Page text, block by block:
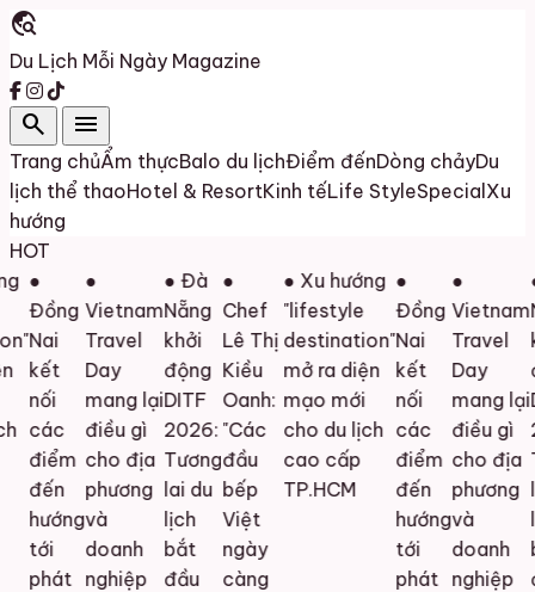
travel_explore
Du Lịch Mỗi Ngày Magazine
search menu
Trang chủẨm thựcBalo du lịchĐiểm đếnDòng chảyDu
lịch thể thaoHotel & ResortKinh tếLife StyleSpecial Xu
hướng
HOT
●
Đồng
Nai
kết
nối
các
điểm
đến
hướng
tới
phát
Vietnam
Travel
Day
mang lại
điều gì
cho địa
phương
và
doanh
nghiệp
● Đà
Nẵng
khởi
động
DITF
2026:
Tương
lai du
lịch
bắt
đầu
●
Chef
Lê Thị
Kiều
Oanh:
"Các
đầu
bếp
Việt
ngày
càng
● Xu hướng
"lifestyle
destination"
mở ra diện
mạo mới
cho du lịch
cao cấp
TP.HCM
●
Đồng
Nai
kết
nối
các
điểm
đến
hướng
tới
phát
Vietnam
Travel
Day
mang lại
điều gì
cho địa
phương
và
doanh
nghiệp